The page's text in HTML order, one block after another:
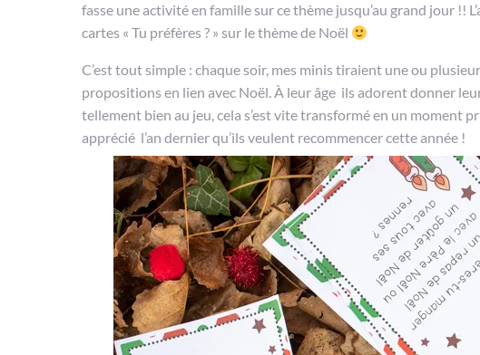
fasse une activité en famille sur ce thème jusqu’au grand jour !!
cartes « Tu préfères ? » sur le thème de Noël
C’est tout simple : chaque soir, mes minis tiraient une ou
propositions en lien avec Noël. À leur âge ils adorent donner
tellement bien au jeu, cela s’est vite transformé en un
apprécié l’an dernier qu’ils veulent recommencer cette année !